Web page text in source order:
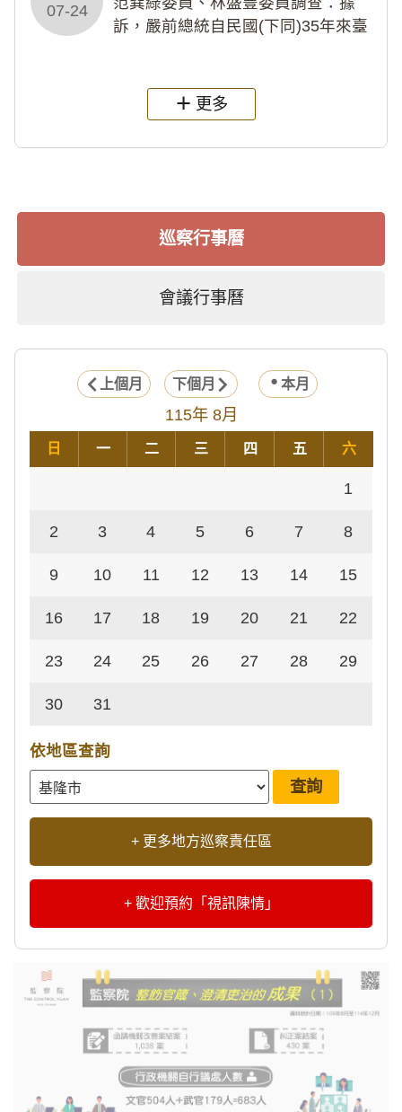
07-24
訴，嚴前總統自民國(下同)35年來臺
過世後，總統府於89年間函請其家屬
繼續留住
更多
巡察行事曆
會議行事曆
上個月 下個月 本月
115年 8月
日 一 二 三 四 五 六
1
2 3 4 5 6 7 8
9 10 11 12 13 14 15
16 17 18 19 20 21 22
23 24 25 26 27 28 29
30 31
依地區查詢
+ 更多地方巡察責任區
+ 歡迎預約「視訊陳情」